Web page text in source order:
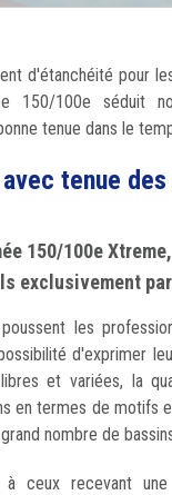
d'étanchéité pour
150/100e séduit
tenue dans le
avec tenue
150/100e
exclusivement par
les
d'exprimer
et variées, la
en termes de motifs
nombre de
à ceux recevant